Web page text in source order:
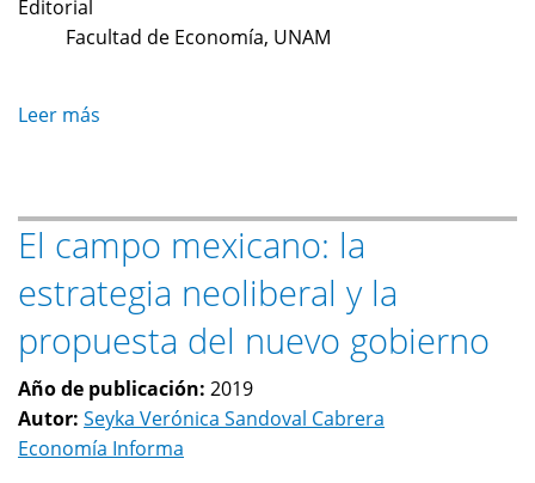
Editorial
Facultad de Economía, UNAM
Leer más
y
oportunidades
para
empresas
mexicanas
en
el
El campo mexicano: la
estrategia neoliberal y la
propuesta del nuevo gobierno
Año de publicación: 2019
Autor: Seyka Verónica Sandoval Cabrera
Economía Informa